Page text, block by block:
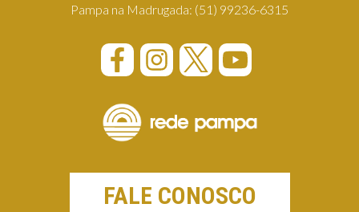
Pampa na Madrugada: (51) 99236-6315
FALE CONOSCO